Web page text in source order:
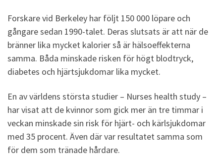
Forskare vid Berkeley har följt 150 000 löpare och
gångare sedan 1990-talet. Deras slutsats är att när de
bränner lika mycket kalorier så är hälsoeffekterna
samma. Båda minskade risken för högt blodtryck,
diabetes och hjärtsjukdomar lika mycket.
En av världens största studier – Nurses health study –
har visat att de kvinnor som gick mer än tre timmar i
veckan minskade sin risk för hjärt- och kärlsjukdomar
med 35 procent. Även där var resultatet samma som
för dem som tränade hårdare.